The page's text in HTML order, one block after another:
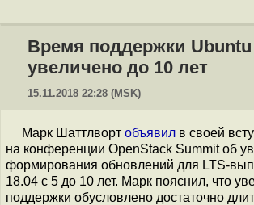
Время поддержки Ubuntu
увеличено до 10 лет
15.11.2018 22:28 (MSK)
Марк Шаттлворт объявил в своей
на конференции OpenStack Summit об
формирования обновлений для LTS-
18.04 с 5 до 10 лет. Марк пояснил, что
поддержки обусловлено достаточно